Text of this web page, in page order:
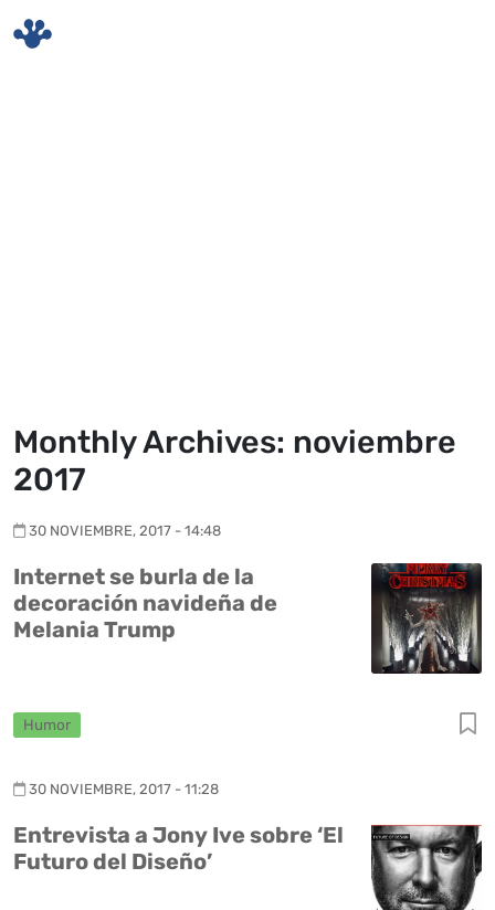
Monthly Archives: noviembre
2017
30 NOVIEMBRE, 2017 - 14:48
Internet se burla de la
decoración navideña de
Melania Trump
Humor
30 NOVIEMBRE, 2017 - 11:28
Entrevista a Jony Ive sobre ‘El
Futuro del Diseño’